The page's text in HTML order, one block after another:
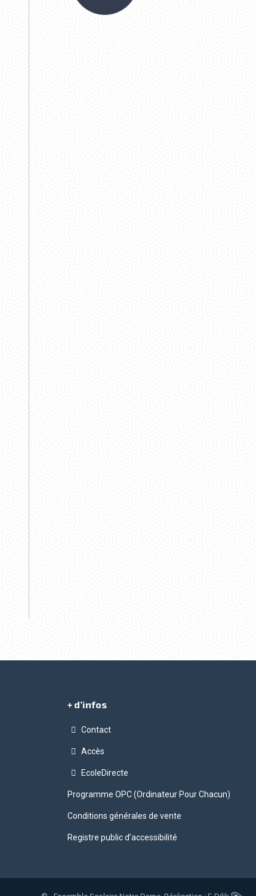
+ d’infos
Contact
Accès
EcoleDirecte
Programme OPC (Ordinateur Pour Chacun)
Conditions générales de vente
Registre public d’accessibilité